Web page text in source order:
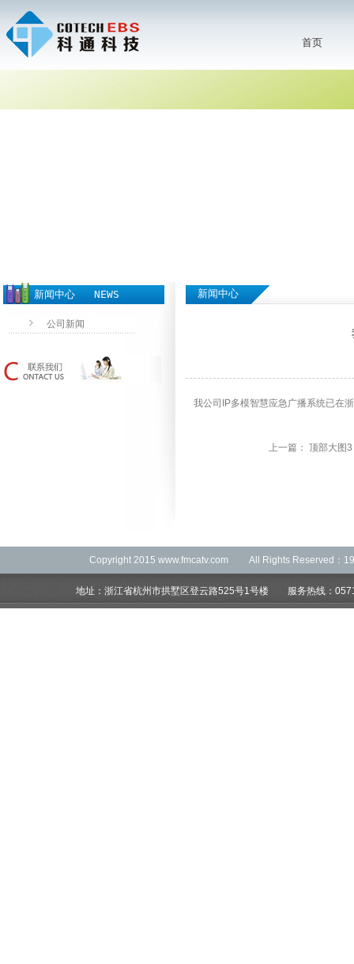
首页
首页
新闻中心 NEWS
公司新闻
新闻中心
我公司IP多模智慧应急广播系统已在
上一篇： 顶部大图3
Copyright 2015 www.fmcatv.com All Rights Reserved：
地址：浙江省杭州市拱墅区登云路525号1号楼 服务热线